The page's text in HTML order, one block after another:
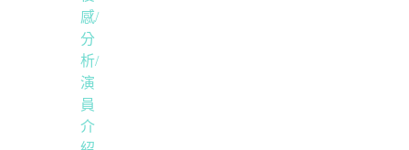
感/
分
析/
演
員
介